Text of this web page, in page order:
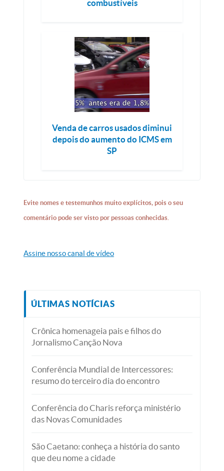
combustíveis
Venda de carros usados diminui
depois do aumento do ICMS em
SP
Evite nomes e testemunhos muito explícitos, pois o seu
comentário pode ser visto por pessoas conhecidas.
Assine nosso canal de vídeo
ÚLTIMAS NOTÍCIAS
Crônica homenageia pais e filhos do
Jornalismo Canção Nova
Conferência Mundial de Intercessores:
resumo do terceiro dia do encontro
Conferência do Charis reforça ministério
das Novas Comunidades
São Caetano: conheça a história do santo
que deu nome a cidade